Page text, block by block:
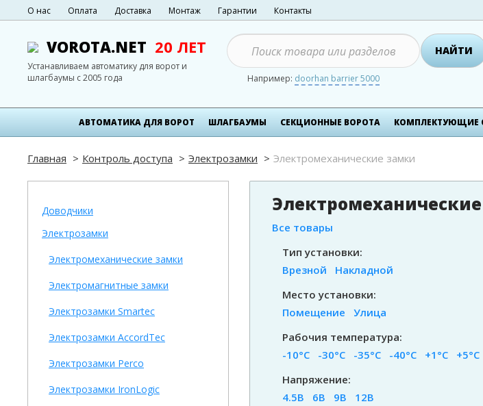
О нас Оплата Доставка Монтаж Гарантии Контакты
VOROTA.NET 20 ЛЕТ
Устанавливаем автоматику для ворот и
шлагбаумы с 2005 года
НАЙТИ
Например: doorhan barrier 5000
АВТОМАТИКА ДЛЯ ВОРОТ ШЛАГБАУМЫ СЕКЦИОННЫЕ ВОРОТА КОМПЛЕКТУЮЩИЕ
Главная Контроль доступа Электрозамки Электромеханические замки
Доводчики
Электрозамки
Электромеханические замки
Электромагнитные замки
Электрозамки Smartec
Электрозамки AccordTec
Электрозамки Perco
Электрозамки IronLogic
Все товары
Тип установки:
Врезной
Накладной
Место установки:
Помещение
Улица
Рабочия температура:
-10°С
-30°С -35°С -40°С +1°С
+5°С
Напряжение:
4.5В
6В 9В 12В